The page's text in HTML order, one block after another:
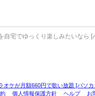
自宅でゆっくり楽しみたいなら [
オケが月額660円で歌い放題 [パソ
個人情報保護方針 ヘルプ お